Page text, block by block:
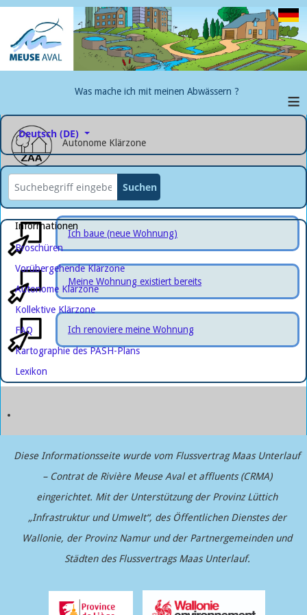
Was mache ich mit meinen Abwässern ? ≡
Select your language
Deutsch (DE)
Recherche
Suchen
Informationen
Broschüren
Vorübergehende Klärzone
Autonome Klärzone
Kollektive Klärzone
FAQ
Kartographie des PASH-Plans
Lexikon
Autonome Klärzone
Ich baue (neue Wohnung)
Meine Wohnung existiert bereits
Ich renoviere meine Wohnung
Diese Informationsseite wurde vom Flussvertrag Maas Unterlauf
– Contrat de Rivière Meuse Aval et affluents (CRMA)
eingerichtet. Mit der Unterstützung der Provinz Lüttich
„Infrastruktur und Umwelt“, des Öffentlichen Dienstes der
Wallonie, der Provinz Namur und der Partnergemeinden und
Städten des Flussvertrags Maas Unterlauf.